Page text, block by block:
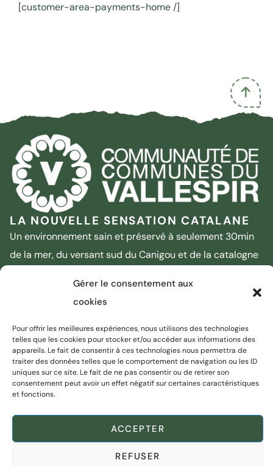
Gérer le consentement aux
cookies
Pour offrir les meilleures expériences, nous utilisons des technologies
telles que les cookies pour stocker et/ou accéder aux informations des
appareils. Le fait de consentir à ces technologies nous permettra de
traiter des données telles que le comportement de navigation ou les ID
uniques sur ce site. Le fait de ne pas consentir ou de retirer son
consentement peut avoir un effet négatif sur certaines caractéristiques
et fonctions.
ACCEPTER
REFUSER
[customer-area-payments-home /]
LA NOUVELLE SENSATION CATALANE
Un environnement sain et préservé à seulement 30min
de la mer, du versant sud du Canigou et de la catalogne
33 (0)4 68 87 69 05
Liens utiles
Déchèteries
Vallespir Tourisme
Marchés publics
Nous suivre